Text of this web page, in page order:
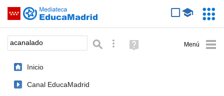
Saltar navegación
Palabra o frase: Búsqueda avanzada
Ayuda
(en
Inicio
Canal EducaMadrid